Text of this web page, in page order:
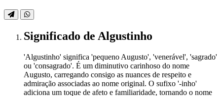
Significado de Algustinho
'Algustinho' significa 'pequeno Augusto', 'venerável', 'sagrado'
ou 'consagrado'. É um diminutivo carinhoso do nome
Augusto, carregando consigo as nuances de respeito e
admiração associadas ao nome original. O sufixo '-inho'
adiciona um toque de afeto e familiaridade, tornando o nome